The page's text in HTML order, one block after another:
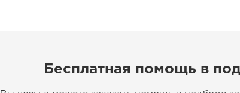
Бесплатная помощь в